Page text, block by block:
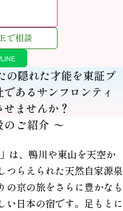
で相談
LINE
の隠れた才能を東証プ
あるサンフロンティ
ませんか？
のご紹介 〜
は、鴨川や東山を天空か
つらえられた天然自家源泉
の京の旅をさらに豊かなも
い日本の宿です。足もとに